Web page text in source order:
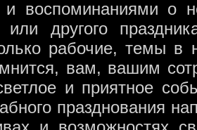
и воспоминаниями о
или другого
рабочие, темы в
вам, вашим
и приятное
празднования